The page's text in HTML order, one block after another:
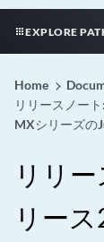
EXPLORE
Home
リリースノー
MXシリーズの
リリ
リー